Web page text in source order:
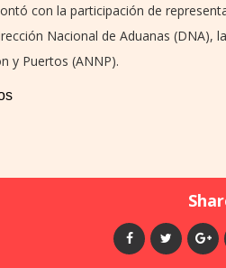
con la participación de
Nacional de Aduanas (DNA),
y Puertos (ANNP).